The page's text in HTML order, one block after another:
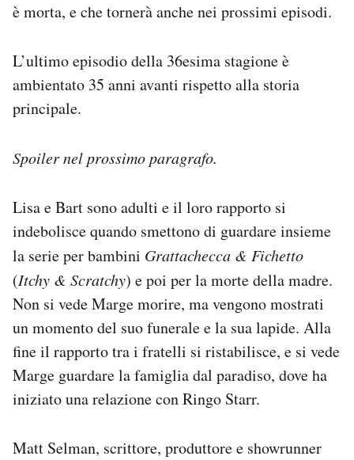
è morta, e che tornerà anche nei prossimi episodi.
L’ultimo episodio della 36esima stagione è
ambientato 35 anni avanti rispetto alla storia
principale.
Spoiler nel prossimo paragrafo.
Lisa e Bart sono adulti e il loro rapporto si
indebolisce quando smettono di guardare insieme
la serie per bambini Grattachecca & Fichetto
(Itchy & Scratchy) e poi per la morte della madre.
Non si vede Marge morire, ma vengono mostrati
un momento del suo funerale e la sua lapide. Alla
fine il rapporto tra i fratelli si ristabilisce, e si vede
Marge guardare la famiglia dal paradiso, dove ha
iniziato una relazione con Ringo Starr.
Matt Selman, scrittore, produttore e showrunner